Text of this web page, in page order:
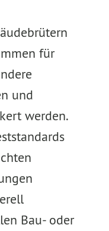
für
und
werden.
Bau- oder